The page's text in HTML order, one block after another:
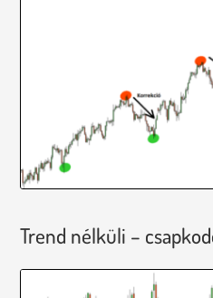
Trend nélküli –